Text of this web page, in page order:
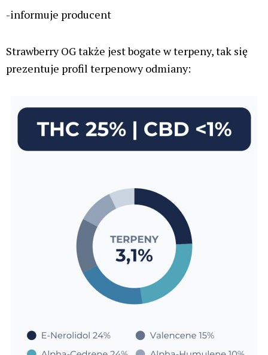
-informuje producent
Strawberry OG także jest bogate w terpeny, tak się
prezentuje profil terpenowy odmiany: